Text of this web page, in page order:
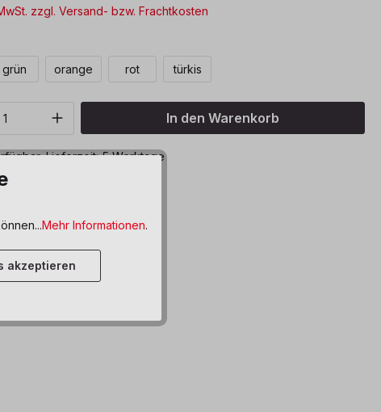
zzgl. Versand- bzw. Frachtkosten
grün orange rot türkis
Anzahl: Gib den gewünschten Wert
In den Warenkorb
Lieferzeit: 5 Werktage
Mehr Informationen.
akzeptieren